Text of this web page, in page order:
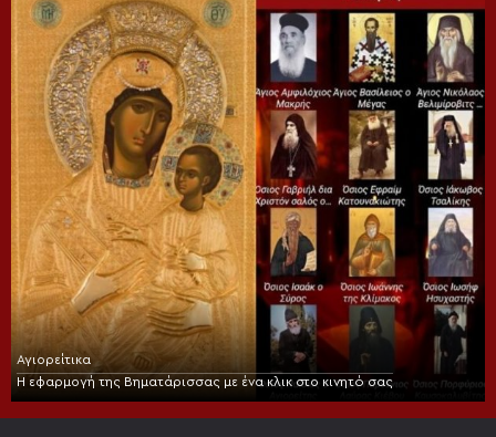
Αγιορείτικα
Η εφαρμογή της Βηματάρισσας με ένα κλικ στο κινητό σας